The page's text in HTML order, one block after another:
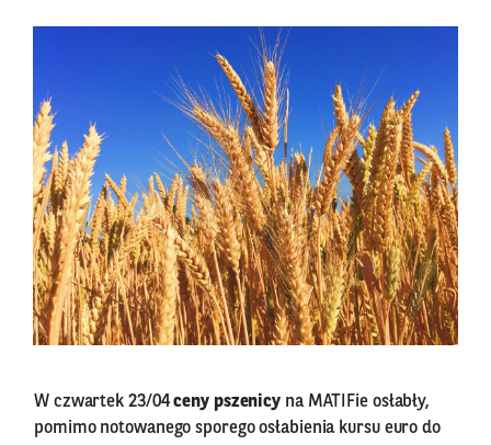
W czwartek 23/04ceny pszenicy na MATIFie osłabły,
pomimo notowanego sporego osłabienia kursu euro do